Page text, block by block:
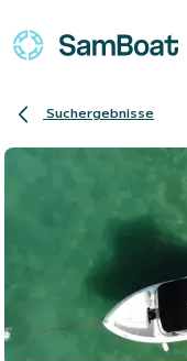
Suchergebnisse